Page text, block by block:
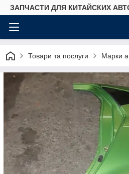
ЗАПЧАСТИ ДЛЯ КИТАЙСКИХ
Товари та послуги Марки